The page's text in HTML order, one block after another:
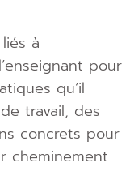
à
pour
qu’il
travail, des
concrets pour
cheminement